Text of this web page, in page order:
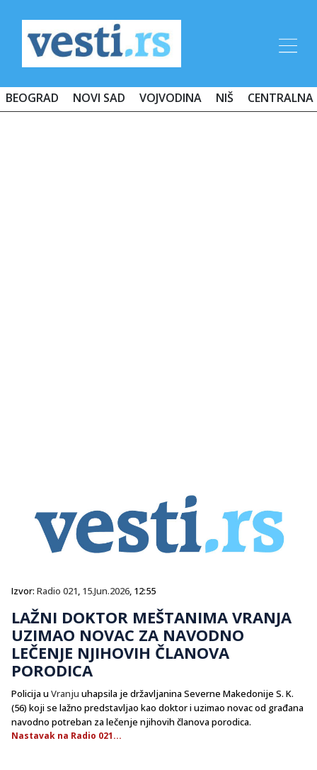
BEOGRAD NOVI SAD VOJVODINA NIŠ CENTRALNA
Izvor: Radio 021, 15.Jun.2026, 12:55
LAŽNI DOKTOR MEŠTANIMA VRANJA
UZIMAO NOVAC ZA NAVODNO
LEČENJE NJIHOVIH ČLANOVA
PORODICA
Policija u Vranju uhapsila je državljanina Severne Makedonije S. K.
(56) koji se lažno predstavljao kao doktor i uzimao novac od građana
navodno potreban za lečenje njihovih članova porodica.
Nastavak na Radio 021...